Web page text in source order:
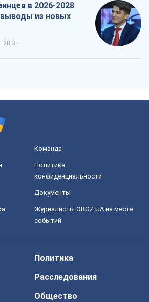
в 2026-2028
из новых
28,3 т.
Команда
Политика
конфиденциальности
Документы
Журналисты OBOZ.UA на месте
событий
Политика
Расследования
Общество